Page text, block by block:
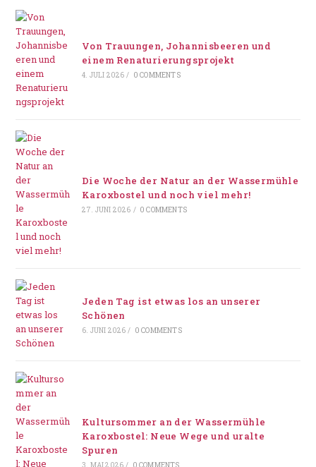
Von Trauungen, Johannisbeeren und
einem Renaturierungsprojekt
4. JULI 2026 / 0 COMMENTS
Die Woche der Natur an der Wassermühle
Karoxbostel und noch viel mehr!
27. JUNI 2026 / 0 COMMENTS
Jeden Tag ist etwas los an unserer
Schönen
6. JUNI 2026 / 0 COMMENTS
Kultursommer an der Wassermühle
Karoxbostel: Neue Wege und uralte
Spuren